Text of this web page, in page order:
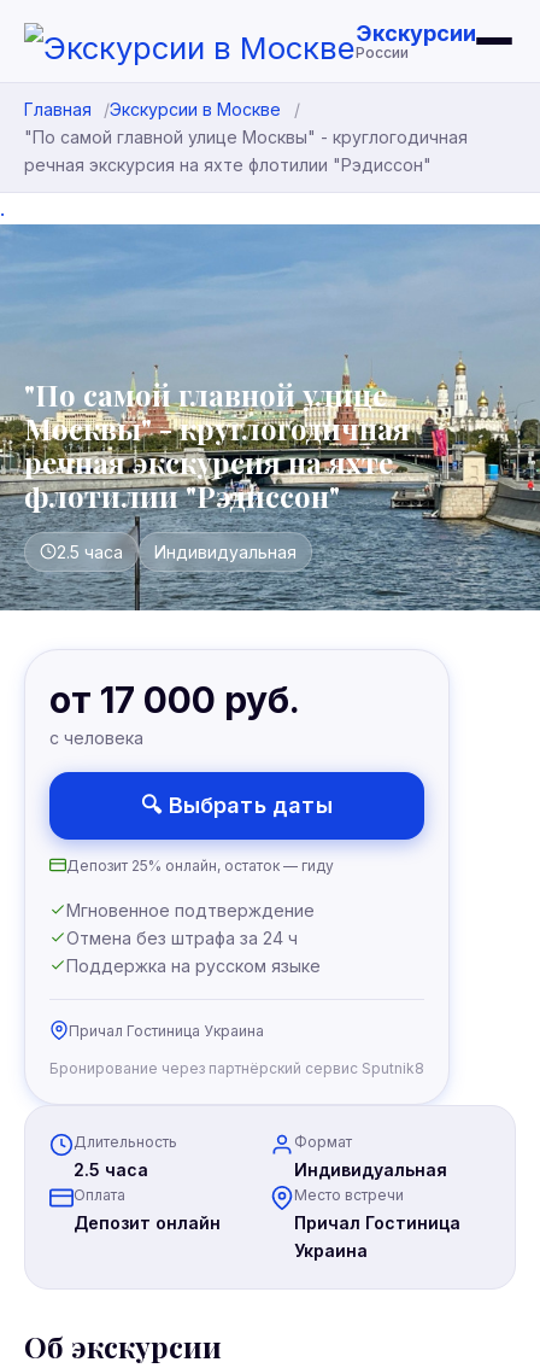
Экскурсии
России
Главная
Экскурсии в Москве
"По самой главной улице Москвы" - круглогодичная
речная экскурсия на яхте флотилии "Рэдиссон"
.
"По самой главной улице
Москвы" - круглогодичная
речная экскурсия на яхте
флотилии "Рэдиссон"
2.5 часа Индивидуальная
Длительность
2.5 часа
Формат
Индивидуальная
Оплата
Депозит онлайн
Место встречи
Причал Гостиница
Украина
Об экскурсии
от 17 000 руб.
с человека
🔍 Выбрать даты
Депозит 25% онлайн, остаток — гиду
Мгновенное подтверждение
Отмена без штрафа за 24 ч
Поддержка на русском языке
Причал Гостиница Украина
Бронирование через партнёрский сервис Sputnik8